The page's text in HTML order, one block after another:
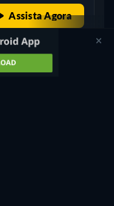
Assista Agora